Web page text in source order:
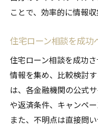
践ガイド
ク
岡崎市で理想
住宅ローン相
納得できる住
ント
ことで、効率的に情報収
住宅ローン相談を成功
住宅ローン相談を成功
情報を集め、比較検討
は、各金融機関の公式
や返済条件、キャンペ
また、不明点は直接問